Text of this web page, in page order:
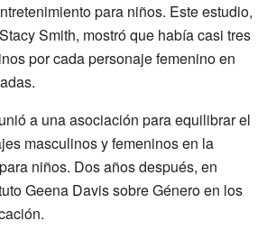
para niños. Este estudio,
Smith, mostró que había casi tres
por cada personaje femenino en
a una asociación para equilibrar el
masculinos y femeninos en la
niños. Dos años después, en
Geena Davis sobre Género en los